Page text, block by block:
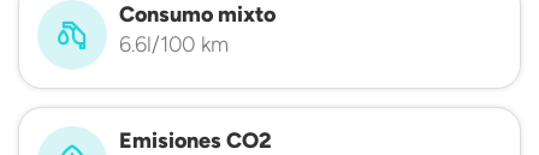
Consumo mixto
6.6l/100 km
Emisiones CO2